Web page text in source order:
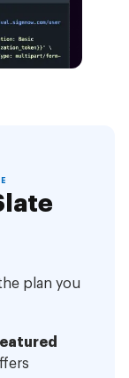
plan you